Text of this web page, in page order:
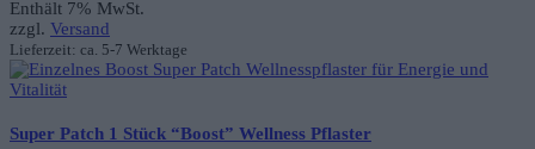
Enthält 7% MwSt.
zzgl. Versand
Lieferzeit: ca. 5-7 Werktage
Super Patch 1 Stück “Boost” Wellness Pflaster